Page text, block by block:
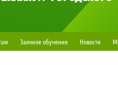
Заочное обучение Новости